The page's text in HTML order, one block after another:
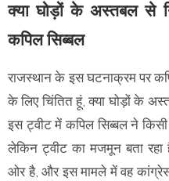
क्या घोड़ों के अस्तबल से
कपिल सिब्बल
राजस्थान के इस घटनाक्रम पर
के लिए चिंतित हूं, क्या घोड़ों के
इस ट्वीट में कपिल सिब्बल ने
लेकिन ट्वीट का मजमून बता रहा
ओर है, और इस मामले में वह